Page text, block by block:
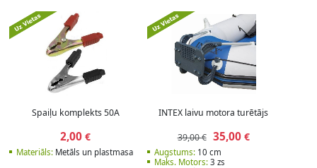
Spaiļu komplekts 50A
2,00 €
Materiāls:Metāls un plastmasa
INTEX laivu motora turētājs
39,00 € 35,00€
Augstums:10 cm
Maks. Motors:3 zs